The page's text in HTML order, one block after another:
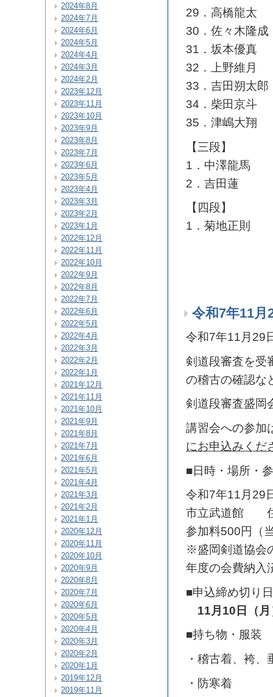
29．高橋龍太
30．佐々木隆成
31．坂本優真
32．上野維月
33．吉田朔太郎
34．柴田京斗
35．津嶋大翔
【三段】
1．中澤龍馬
2．吉田蓮
【四段】
1．菊地正則
令和7年11月
令和7年11月29
剣道段審査を受
の稽古の確認な
剣道段審査盛岡
講習会への参加
にお申込みくだ
■日時・場所・
令和7年11月29
市立武道館 住
参加料500円（
※盛岡剣道協会
年度の会費納入
■申込締め切り日
11月10日（月
■持ち物・服装
・稽古着、袴
・防寒着
2024年8月
2024年7月
2024年6月
2024年5月
2024年4月
2024年3月
2024年2月
2023年12月
2023年11月
2023年10月
2023年9月
2023年8月
2023年7月
2023年6月
2023年5月
2023年4月
2023年3月
2023年2月
2023年1月
2022年12月
2022年11月
2022年10月
2022年9月
2022年8月
2022年7月
2022年6月
2022年5月
2022年4月
2022年3月
2022年2月
2022年1月
2021年12月
2021年11月
2021年10月
2021年9月
2021年8月
2021年7月
2021年6月
2021年5月
2021年4月
2021年3月
2021年2月
2021年1月
2020年12月
2020年11月
2020年10月
2020年9月
2020年8月
2020年7月
2020年6月
2020年5月
2020年4月
2020年3月
2020年2月
2020年1月
2019年12月
2019年11月